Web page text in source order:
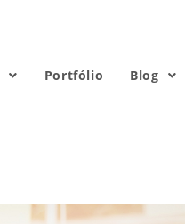
Portfólio Blog